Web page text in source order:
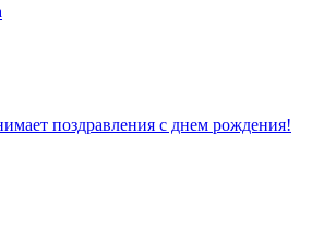
поздравления с днем рождения!